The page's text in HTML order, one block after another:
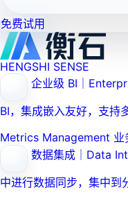
免费试用
HENGSHI SENSE
企业级 BI｜
BI，集成嵌入友好，支持
Metrics Management 业
数据集成｜Data
中进行数据同步，集中到